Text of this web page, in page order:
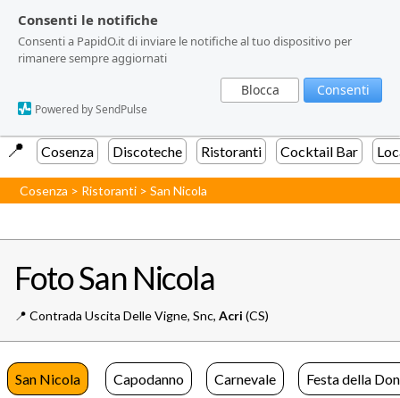
Consenti le notifiche
Consenti a PapidO.it di inviare le notifiche al tuo dispositivo per
rimanere sempre aggiornati
Blocca Consenti
Powered by SendPulse
Consenti le notifiche
Consenti a PapidO.it di inviare le notifiche al tuo dispositivo per
rimanere sempre aggiornati
Blocca Consenti
Powered by SendPulse
📍️ Cosenza Discoteche Ristoranti Cocktail Bar
Cosenza > Ristoranti >San Nicola
Foto San Nicola
📍️ Contrada Uscita Delle Vigne, Snc, Acri (CS)
San Nicola Capodanno Carnevale Festa della